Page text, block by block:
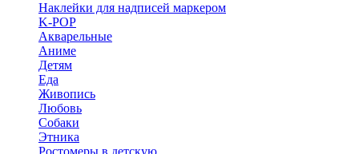
Наклейки для надписей маркером
K-POP
Акварельные
Аниме
Детям
Еда
Живопись
Любовь
Собаки
Этника
Ростомеры в детскую